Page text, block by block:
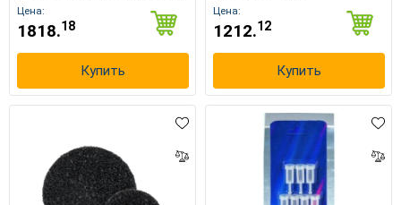
Цена:
1818.18
Купить
Цена:
1212.12
Купить